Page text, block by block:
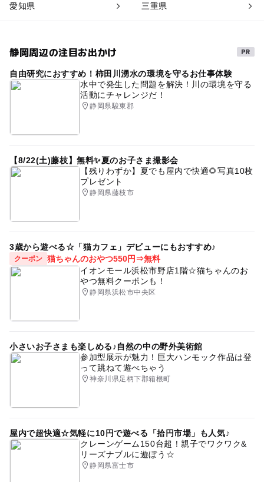
愛知県 三重県
静岡周辺の注目お出かけ
自由研究におすすめ！柿田川湧水の環境を守るお仕事体験
水中で発生した問題を解決！川の環境を守る
活動にチャレンジだ！
静岡県駿東郡
【8/22(土)藤枝】無料✨夏のお子さま撮影会
【残りわずか】夏でも屋内で快適🌻写真10枚
プレゼント
静岡県藤枝市
3歳から遊べる☆「猫カフェ」デビューにもおすすめ♪
クーポン 猫ちゃんのおやつ550円⇒無料
イオンモール浜松市野店1階☆猫ちゃんのお
やつ無料クーポンも！
静岡県浜松市中央区
小さいお子さまも楽しめる♪自然の中の野外美術館
参加型展示が魅力！巨大ハンモック作品は登
って跳ねて遊べちゃう
神奈川県足柄下郡箱根町
屋内で超快適☆気軽に10円で遊べる「拾円市場」も人気♪
クレーンゲーム150台超！親子でワクワク&
リーズナブルに遊ぼう☆
静岡県富士市